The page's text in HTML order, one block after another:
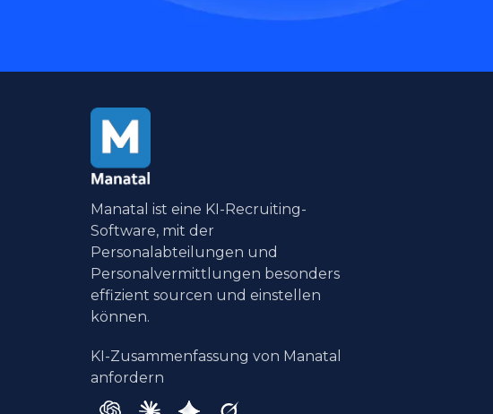
Manatal ist eine KI-Recruiting-
Software, mit der
Personalabteilungen und
Personalvermittlungen besonders
effizient sourcen und einstellen
können.
KI-Zusammenfassung von Manatal
anfordern